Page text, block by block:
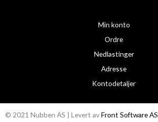
Min konto
Ordre
Nedlastinger
Adresse
Kontodetaljer
© 2021 Nubben AS | Levert avFront Software AS